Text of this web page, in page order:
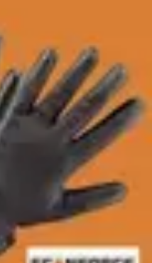
Fans